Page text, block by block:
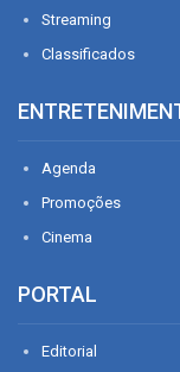
Streaming
Classificados
Agenda
Promoções
Cinema
PORTAL
Editorial